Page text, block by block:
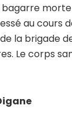
au cours
la brigade
Le corps